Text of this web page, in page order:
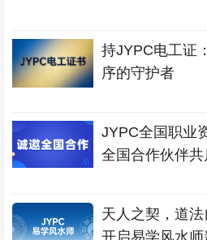
持JYPC电工证
序的守护者
JYPC全国职业
全国合作伙伴
天人之契，道
开启易学风水师